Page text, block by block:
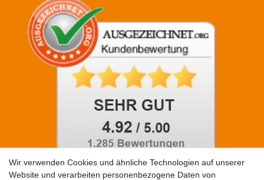
Wir verwenden Cookies und ähnliche Technologien auf unserer
Website und verarbeiten personenbezogene Daten von